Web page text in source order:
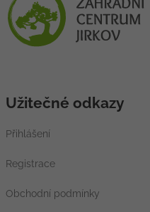
Užitečné odkazy
Přihlášení
Registrace
Obchodní podmínky